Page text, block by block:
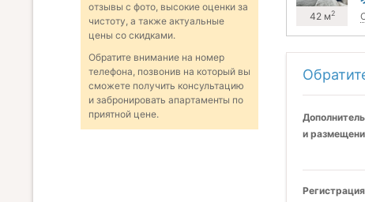
42 м2
и
отзывы с фото, высокие оценки за
чистоту, а также актуальные
цены со скидками.
Обратите внимание на номер
телефона, позвонив на который вы
сможете получить консультацию
и забронировать апартаменты по
приятной цене.